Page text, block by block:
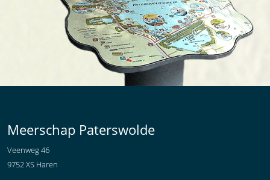
Meerschap Paterswolde
Veenweg 46
9752 XS Haren